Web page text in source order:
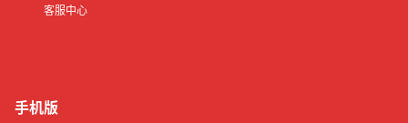
客服中心
手机版